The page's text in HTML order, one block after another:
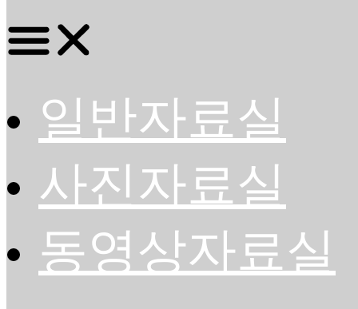
일반자료실
사진자료실
동영상자료실